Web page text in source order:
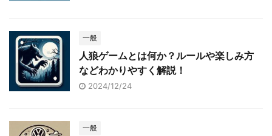
一般
人狼ゲームとは何か？ルールや楽しみ方
などわかりやすく解説！
2024/12/24
一般